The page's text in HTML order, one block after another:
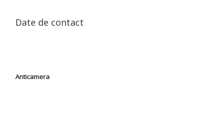
Date de contact
Anticamera